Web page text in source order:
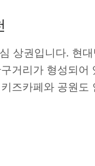
상권입니다. 현
거리가 형성되
즈카페와 공원